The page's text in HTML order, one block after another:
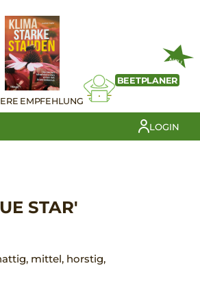
EMPFEHLUNG
NEU
BEETPLANER
LOGIN
STAR'
mittel, horstig,